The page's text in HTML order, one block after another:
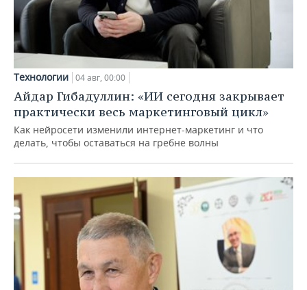
Технологии 04 авг, 00:00
Айдар Гибадуллин: «ИИ сегодня закрывает
практически весь маркетинговый цикл»
Как нейросети изменили интернет-маркетинг и что
делать, чтобы оставаться на гребне волны